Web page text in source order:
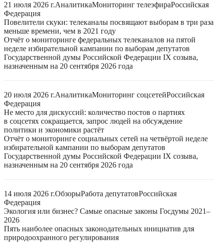
21 июля 2026 г.АналитикаМониторинг телеэфираРоссийская
Федерация
Повелители скуки: телеканалы посвящают выборам в три раза
меньше времени, чем в 2021 году
Отчёт о мониторинге федеральных телеканалов на пятой
неделе избирательной кампании по выборам депутатов
Государственной думы Российской Федерации IX созыва,
назначенным на 20 сентября 2026 года
20 июля 2026 г.АналитикаМониторинг соцсетейРоссийская
Федерация
Не место для дискуссий: количество постов о партиях
в соцсетях сокращается, запрос людей на обсуждение
политики и экономики растёт
Отчёт о мониторинге социальных сетей на четвёртой неделе
избирательной кампании по выборам депутатов
Государственной думы Российской Федерации IX созыва,
назначенным на 20 сентября 2026 года
14 июля 2026 г.ОбзорыРабота депутатовРоссийская
Федерация
Экология или бизнес? Самые опасные законы Госдумы 2021–
2026
Пять наиболее опасных законодательных инициатив для
природоохранного регулирования